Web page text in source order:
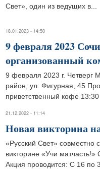
Свет», один из ведущих в...
18.01.2023 - 14:50
9 февраля 2023
организованный
9 февраля 2023 г. Четверг
район, ул. Фигурная, 45
приветственный кофе 13:30
21.12.2022 - 11:14
Новая викторина
«Русский Свет» совместно
викторине «Учи
Акция проводится: С 16 по